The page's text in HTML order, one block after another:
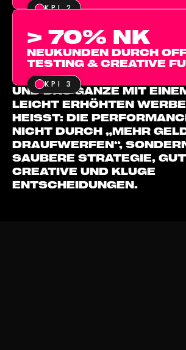
KPI 2
> 70% NK
NEUKUNDEN DURCH
TESTING & CREATIVE
KPI 3
UND DAS GANZE MIT
LEICHT ERHÖHTEN
HEISST: DIE PERFORMANCE
ICHT DURCH „MEHR GELD
RAUFWERFEN“, SONDERN
AUBERE STRATEGIE,
REATIVE UND KLUGE E
NTSCHEIDUNGEN.